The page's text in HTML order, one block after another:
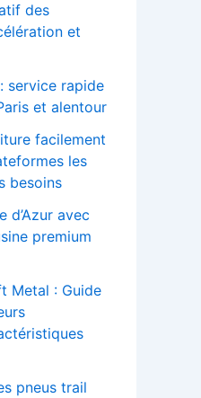
des
et
service rapide
et alentour
facilement
les
besoins
d’Azur avec
premium
Metal : Guide
pneus trail